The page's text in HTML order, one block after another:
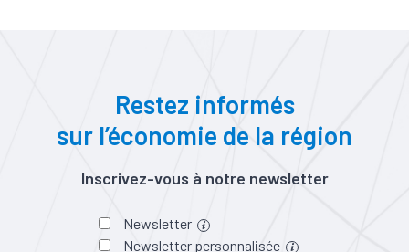
Restez informés
sur l’économie de la région
Inscrivez-vous à notre newsletter
Newsletter
Newsletter personnalisée